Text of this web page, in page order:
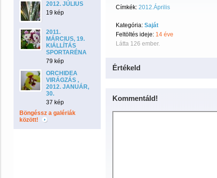
2012. JÚLIUS
19 kép
2011.
MÁRCIUS, 19.
KIÁLLÍTÁS
SPORTARÉNA
79 kép
ORCHIDEA
VIRÁGZÁS ,
2012. JANUÁR,
30.
37 kép
Böngéssz a galériák
között!
Címkék: 2012.Április
Kategória: Saját
Feltöltés ideje: 14 éve
Látta 126 ember.
Értékeld
Kommentáld!